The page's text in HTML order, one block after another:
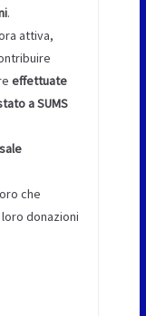
.
attiva,
effettuate
a SUMS
che
donazioni